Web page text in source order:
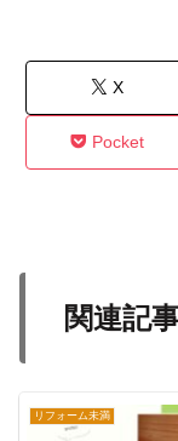
X
Pocket
関連記
リフォーム未満